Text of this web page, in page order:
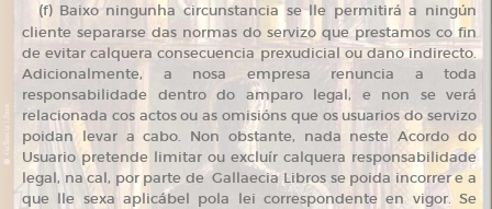
(f) Baixo ningunha circunstancia se lle permitirá a ningún
cliente separarse das normas do servizo que prestamos co fin
de evitar calquera consecuencia prexudicial ou dano indirecto.
Adicionalmente, a nosa empresa renuncia a toda
responsabilidade dentro do amparo legal, e non se verá
relacionada cos actos ou as omisións que os usuarios do servizo
poidan levar a cabo. Non obstante, nada neste Acordo do
Usuario pretende limitar ou excluír calquera responsabilidade
legal, na cal, por parte de Gallaecia Libros se poida incorrer e a
que lle sexa aplicábel pola lei correspondente en vigor. Se